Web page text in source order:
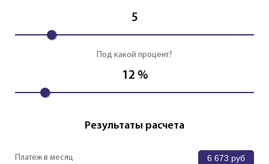
5
Под какой процент?
12 %
Результаты расчета
Платеж в месяц 6 673 руб